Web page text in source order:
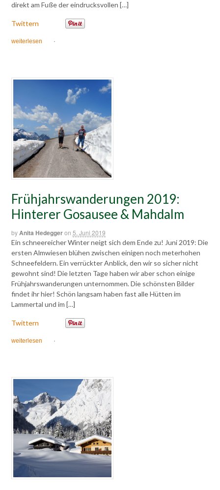
direkt am Fuße der eindrucksvollen […]
Twittern
weiterlesen ·
Frühjahrswanderungen 2019:
Hinterer Gosausee & Mahdalm
byAnita Hedeggeron 5. Juni 2019
Ein schneereicher Winter neigt sich dem Ende zu! Juni 2019: Die
ersten Almwiesen blühen zwischen einigen noch meterhohen
Schneefeldern. Ein verrückter Anblick, den wir so sicher nicht
gewohnt sind! Die letzten Tage haben wir aber schon einige
Frühjahrswanderungen unternommen. Die schönsten Bilder
findet ihr hier! Schön langsam haben fast alle Hütten im
Lammertal und im […]
Twittern
weiterlesen ·